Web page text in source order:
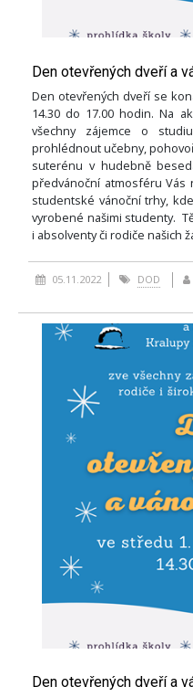
Den otevřených dveří a
Den otevřených dveří se
14.30 do 17.00 hodin. Na
všechny zájemce o
prohlédnout učebny,
suterénu v hudebně
předvánoční atmosféru Vás
studentské vánoční trhy,
vyrobené našimi studenty.
i absolventy či rodiče našich
05.11.2022 DOD
Den otevřených dveří a